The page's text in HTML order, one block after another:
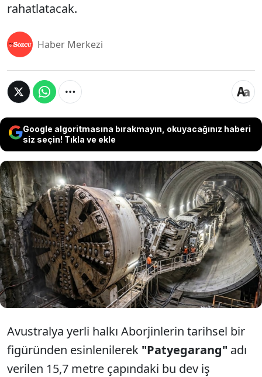
rahatlatacak.
Haber Merkezi
Google algoritmasına bırakmayın, okuyacağınız haberi
siz seçin! Tıkla ve ekle
Dünya çapında devasa projeleri nedeniyle
"altyapı canavarı" olarak anılan Çin,
Avustralya'ya tarihinin en büyük tünel açma
makinesini (TBM) gönderdi. Göreve başlayan
dev makine 5 milyon nüfuslu Sidney trafiğini
rahatlatacak.
Avustralya yerli halkı Aborjinlerin tarihsel bir
figüründen esinlenilerek "Patyegarang" adı
verilen 15,7 metre çapındaki bu dev iş